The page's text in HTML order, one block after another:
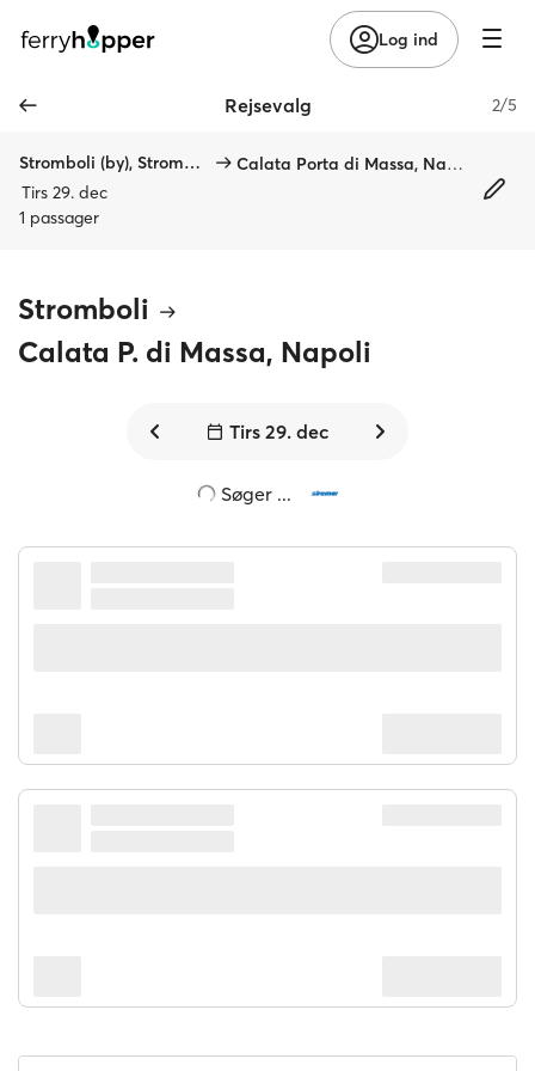
Log ind
Rejsevalg 2/5
Stromboli (by), Stromboli
Calata Porta di Massa, Napoli
Tirs 29. dec
1 passager
Stromboli
Calata P. di Massa, Napoli
Tirs 29. dec
Søger ...